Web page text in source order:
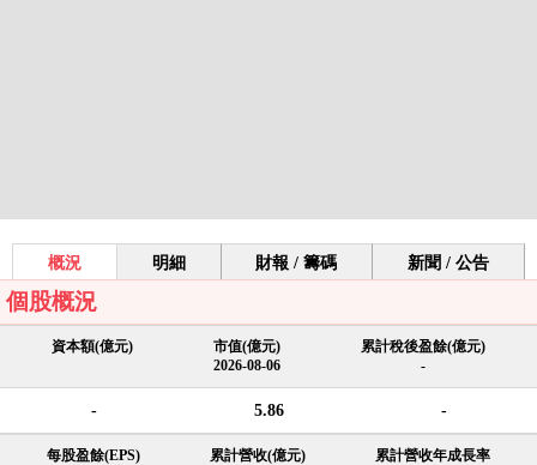
概況 明細 財報 / 籌碼 新聞 / 公告
個股概況
資本額(億元)
市值(億元)
2026-08-06
累計稅後盈餘(億元)
-
- 5.86 -
每股盈餘(EPS)
累計營收(億元)
累計營收年成長率